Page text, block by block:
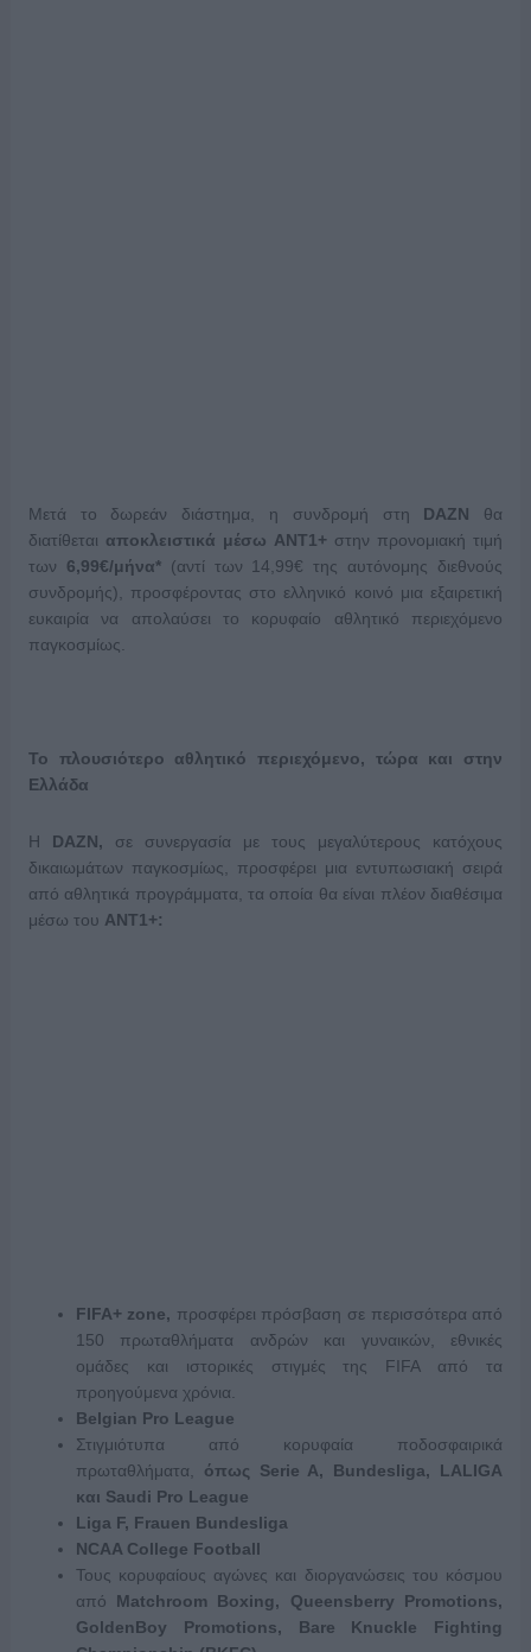
Μετά το δωρεάν διάστημα, η συνδρομή στη DAZN θα
διατίθεται αποκλειστικά μέσω ANT1+ στην προνομιακή τιμή
των 6,99€/μήνα*(αντί των 14,99€ της αυτόνομης διεθνούς
συνδρομής), προσφέροντας στο ελληνικό κοινό μια εξαιρετική
ευκαιρία να απολαύσει το κορυφαίο αθλητικό περιεχόμενο
παγκοσμίως.
Το πλουσιότερο αθλητικό περιεχόμενο, τώρα και στην
Ελλάδα
Η DAZN, σε συνεργασία με τους μεγαλύτερους κατόχους
δικαιωμάτων παγκοσμίως, προσφέρει μια εντυπωσιακή σειρά
από αθλητικά προγράμματα, τα οποία θα είναι πλέον διαθέσιμα
μέσω του ANT1+:
FIFA+ zone, προσφέρει πρόσβαση σε περισσότερα από
150 πρωταθλήματα ανδρών και γυναικών, εθνικές
ομάδες και ιστορικές στιγμές της FIFA από τα
προηγούμενα χρόνια.
Belgian Pro League
Στιγμιότυπα από κορυφαία ποδοσφαιρικά
πρωταθλήματα, όπως Serie A, Bundesliga, LALIGA
και Saudi Pro League
Liga F, Frauen Bundesliga
NCAA College Football
Τους κορυφαίους αγώνες και διοργανώσεις του κόσμου
από Matchroom Boxing, Queensberry Promotions,
GoldenBoy Promotions, Bare Knuckle Fighting